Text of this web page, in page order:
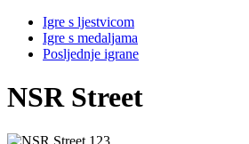
Igre s ljestvicom
Igre s medaljama
Posljednje igrane
NSR Street